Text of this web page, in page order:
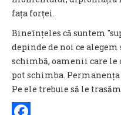
fața forței.
Bineînțeles că suntem
depinde de noi ce alegem
schimbă, oamenii care le
pot schimba.
Pe ele trebuie să le